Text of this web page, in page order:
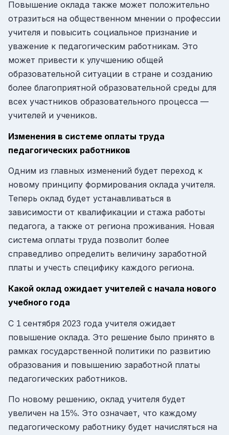
Повышение оклада также может положительно
отразиться на общественном мнении о профессии
учителя и повысить социальное признание и
уважение к педагогическим работникам. Это
может привести к улучшению общей
образовательной ситуации в стране и созданию
более благоприятной образовательной среды для
всех участников образовательного процесса —
учителей и учеников.
Изменения в системе оплаты труда
педагогических работников
Одним из главных изменений будет переход к
новому принципу формирования оклада учителя.
Теперь оклад будет устанавливаться в
зависимости от квалификации и стажа работы
педагога, а также от региона проживания. Новая
система оплаты труда позволит более
справедливо определить величину заработной
платы и учесть специфику каждого региона.
Какой оклад ожидает учителей с начала нового
учебного года
С 1 сентября 2023 года учителя ожидает
повышение оклада. Это решение было принято в
рамках государственной политики по развитию
образования и повышению заработной платы
педагогических работников.
По новому решению, оклад учителя будет
увеличен на 15%. Это означает, что каждому
педагогическому работнику будет начисляться на